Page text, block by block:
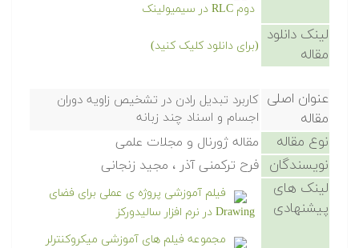
دوم RLC در سیمیولینک
لینک دانلود
مقاله
(برای دانلود کلیک کنید)
عنوان اصلی
مقاله
کاربرد تبدیل رادن در تشخیص زاویه دوران
اجسام و اسناد چند زبانه
نوع مقاله مقاله ژورنال و مجلات علمی
نویسندگان فرح ترکمنی آذر ، مجید زنجانی
لینک های
پیشنهادی
فیلم آموزشی پروژه ی عملی برای فضای
Drawing در نرم افزار سالیدورکز
مجموعه فیلم های آموزشی میکروکنترلر